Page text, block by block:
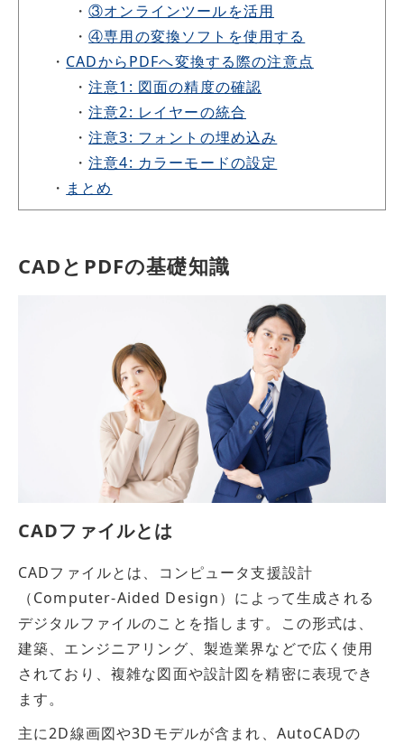
・③オンラインツールを活用
・④専用の変換ソフトを使用する
・ CADからPDFへ変換する際の注意点
・注意1: 図面の精度の確認
・注意2: レイヤーの統合
・注意3: フォントの埋め込み
・注意4: カラーモードの設定
・ まとめ
CADとPDFの基礎知識
CADファイルとは
CADファイルとは、コンピュータ支援設計
（Computer-Aided Design）によって生成される
デジタルファイルのことを指します。この形式は、
建築、エンジニアリング、製造業界などで広く使用
されており、複雑な図面や設計図を精密に表現でき
ます。
主に2D線画図や3Dモデルが含まれ、AutoCADの